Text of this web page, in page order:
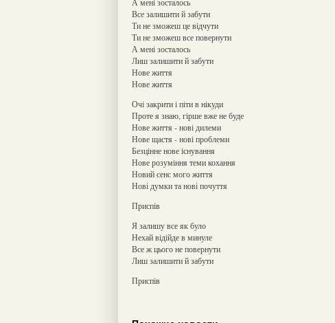
Все залишити й забути
Ти не зможеш це відчути
Ти не зможеш все повернути
А мені зосталось
Лиш залишити й забути
Нове життя
Нове життя
Очі закрити і піти в нікуди
Проте я знаю, гірше вже не буде
Нове життя - нові дилеми
Нове щастя - нові проблеми
Безцінне нове існування
Нове розуміння теми кохання
Новий сенс мого життя
Нові думки та нові почуття
Приспів
Я залишу все як було
Нехай відійде в минуле
Все ж цього не повернути
Лиш залишити й забути
Приспів